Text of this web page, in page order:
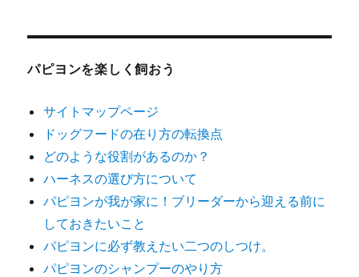
パピヨンを楽しく飼おう
サイトマップページ
ドッグフードの在り方の転換点
どのような役割があるのか？
ハーネスの選び方について
パピヨンが我が家に！ブリーダーから迎える前に
しておきたいこと
パピヨンに必ず教えたい二つのしつけ。
パピヨンのシャンプーのやり方